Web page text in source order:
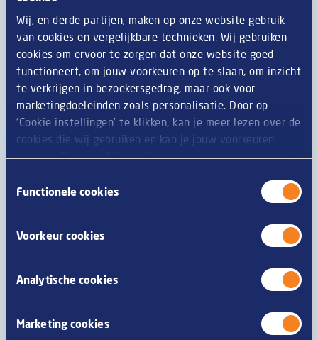
Wij, en derde partijen, maken op onze website gebruik
van cookies en vergelijkbare technieken. Wij gebruiken
cookies om ervoor te zorgen dat onze website goed
functioneert, om jouw voorkeuren op te slaan, om inzicht
te verkrijgen in bezoekersgedrag, maar ook voor
marketingdoeleinden zoals personalisatie. Door op
‘Cookie instellingen’ te klikken, kan je meer lezen over de
cookies die wij gebruiken en kan je jouw voorkeuren
opslaan. Door op ‘Alle cookies accepteren en doorgaan’
cookies zoals omschreven in onze
Functionele cookies
Voorkeur cookies
Analytische cookies
Marketing cookies
omdat producten regelmatig worden verbeterd, kan
productinformatie zoals ingrediënten,
voedingswaarden, dieet of allergie-informatie geregeld
veranderen. We raden u daarom aan om altijd eerst de
verpakking te lezen alvorens u het product nuttigt. Zijn
er vragen of opmerkingen, neem dan contact op met
onze consumentenservice.
Allergenen
M
rogge Z
gerst Z